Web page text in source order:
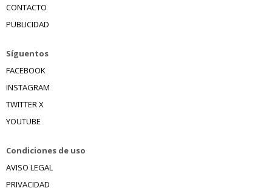
CONTACTO
PUBLICIDAD
Síguentos
FACEBOOK
INSTAGRAM
TWITTER X
YOUTUBE
Condiciones de uso
AVISO LEGAL
PRIVACIDAD